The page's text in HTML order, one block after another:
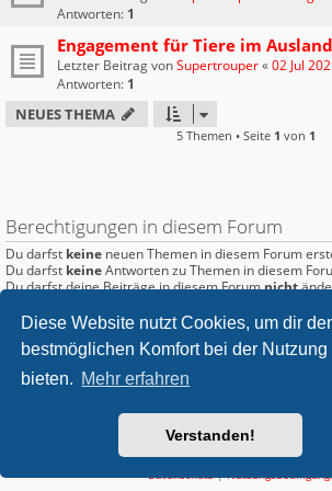
Diese Website nutzt Cookies, um dir
bestmöglichen Komfort bei der Nutzung
bieten. Mehr erfahren
Verstanden!
Antworten: 1
Engagement für Tiere im
Letzter Beitrag vonSupertrouper«02 Jul
Antworten: 1
NEUES THEMA
5 Themen • Seite 1 von 1
Berechtigungen in diesem Forum
Du darfst keine neuen Themen in diesem Forum
Du darfst keineAntworten zu Themen in diesem
Du darfst deine Beiträge in diesem Forumnicht
Du darfstkeineDateianhänge in diesem Forum
Startseite Foren-Übersicht
metrolike style byEric SeguinUpdated for
Powered byphpBB® Forum Software ©
Deutsche Übersetzung durch
Datenschutz|